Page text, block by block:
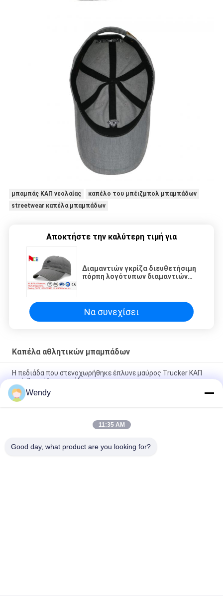
μπαμπάς ΚΑΠ νεολαίας
καπέλο του μπέιζμπολ μπαμπάδων
streetwear καπέλα μπαμπάδων
Αποκτήστε την καλύτερη τιμή για
Διαμαντιών γκρίζα διευθετήσιμη
πόρπη λογότυπων διαμαντιών
Να συνεχίσει
Καπέλα αθλητικών μπαμπάδων
Η πεδιάδα που στενοχωρήθηκε έπλυνε μαύρος Trucker ΚΑΠ
μπέιζ-μπώλ μπαμπάδων
λογότυπο κεντητικής καπέλων του μπέιζμπολ μπαμπάδων
56cm που προσαρμόζεται μη δομημένο
Κενά καπέλα αθλητικών μπαμπάδων με το λογότυπο
Wendy
11:35 AM
Good day, what product are you looking for?